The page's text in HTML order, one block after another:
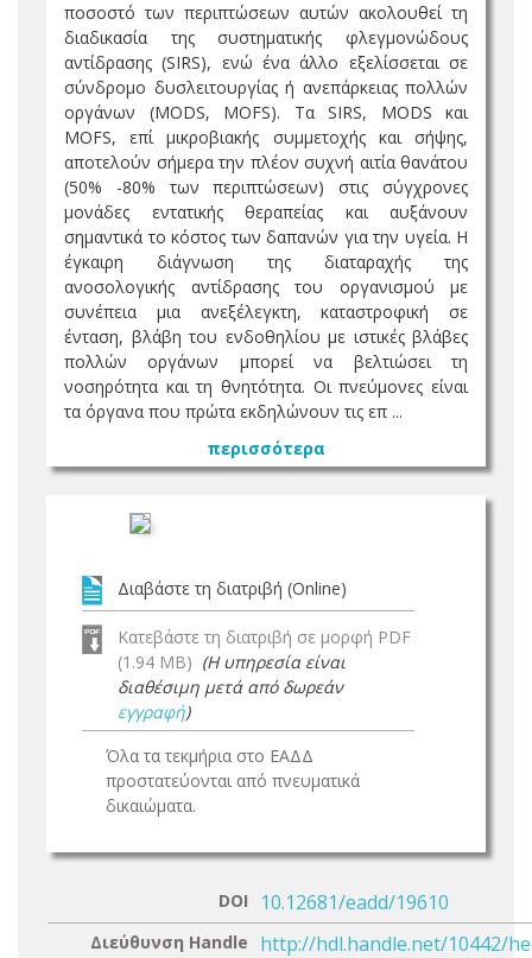
ποσοστό των περιπτώσεων αυτών ακολουθεί τη
διαδικασία της συστηματικής φλεγμονώδους
αντίδρασης (SIRS), ενώ ένα άλλο εξελίσσεται σε
σύνδρομο δυσλειτουργίας ή ανεπάρκειας πολλών
οργάνων (MODS, MOFS). Τα SIRS, MODS και
MOFS, επί μικροβιακής συμμετοχής και σήψης,
αποτελούν σήμερα την πλέον συχνή αιτία θανάτου
(50% -80% των περιπτώσεων) στις σύγχρονες
μονάδες εντατικής θεραπείας και αυξάνουν
σημαντικά το κόστος των δαπανών για την υγεία. Η
έγκαιρη διάγνωση της διαταραχής της
ανοσολογικής αντίδρασης του οργανισμού με
συνέπεια μια ανεξέλεγκτη, καταστροφική σε
ένταση, βλάβη του ενδοθηλίου με ιστικές βλάβες
πολλών οργάνων μπορεί να βελτιώσει τη
νοσηρότητα και τη θνητότητα. Οι πνεύμονες είναι
τα όργανα που πρώτα εκδηλώνουν τις επ ...
περισσότερα
Διαβάστε τη διατριβή (Online)
Κατεβάστε τη διατριβή σε μορφή PDF
(1.94 MB) (Η υπηρεσία είναι
διαθέσιμη μετά από δωρεάν
εγγραφή)
Όλα τα τεκμήρια στο ΕΑΔΔ
προστατεύονται από πνευματικά
δικαιώματα.
DOI 10.12681/eadd/19610
Διεύθυνση Handle http://hdl.handle.net/10442/